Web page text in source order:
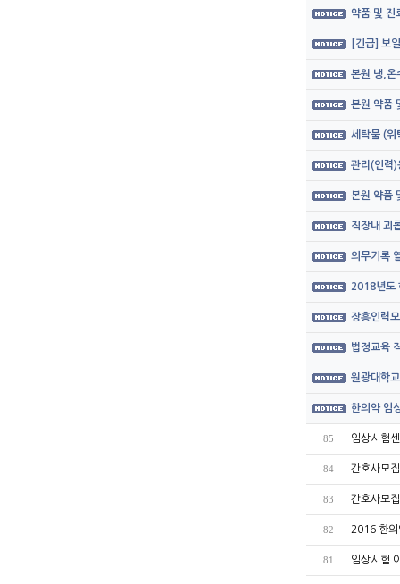
약품 및 진
[긴급] 보
본원 냉,온
본원 약품
세탁물 (위
관리(인력)
본원 약품
직장내 괴
의무기록
2018년도
장흥인력
법정교육
원광대학
한의약 임
85 임상시험
84 간호사모
83 간호사모
82 2016 한의
81 임상시험